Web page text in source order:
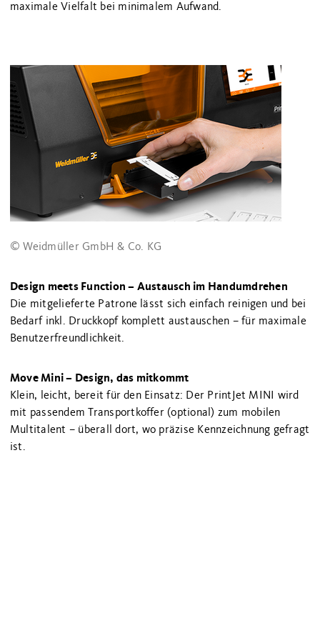
maximale Vielfalt bei minimalem Aufwand.
© Weidmüller GmbH & Co. KG
Design meets Function – Austausch im Handumdrehen
Die mitgelieferte Patrone lässt sich einfach reinigen und bei
Bedarf inkl. Druckkopf komplett austauschen – für maximale
Benutzerfreundlichkeit.
Move Mini – Design, das mitkommt
Klein, leicht, bereit für den Einsatz: Der PrintJet MINI wird
mit passendem Transportkoffer (optional) zum mobilen
Multitalent – überall dort, wo präzise Kennzeichnung gefragt
ist.